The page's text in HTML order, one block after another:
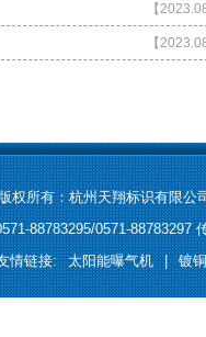
【
【
权所有：杭州天翔标识有限公
88783295/0571-88783297
情链接:
太阳能曝气机 | 镀